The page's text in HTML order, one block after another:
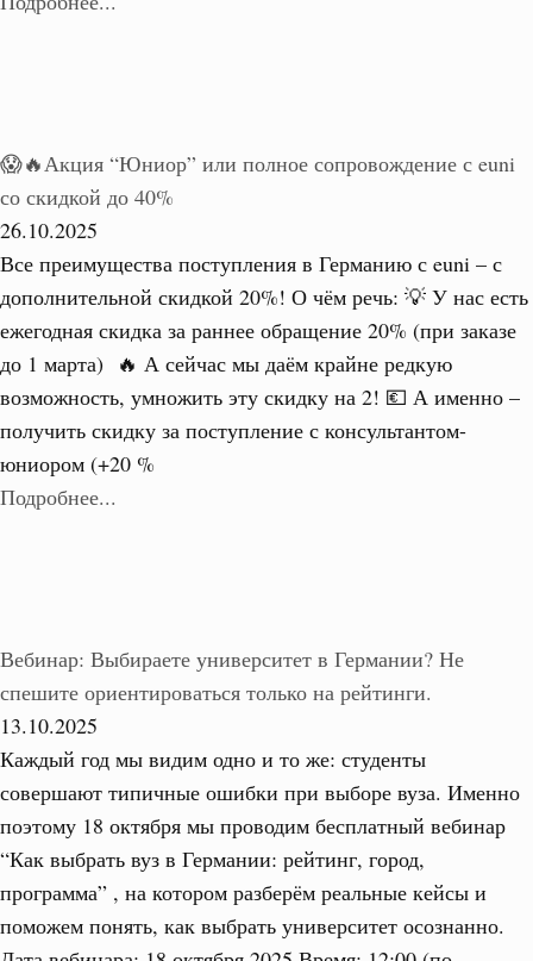
😱🔥Акция “Юниор” или полное сопровождение с euni
со скидкой до 40%
26.10.2025
Все преимущества поступления в Германию с euni – с
дополнительной скидкой 20%! О чём речь: 💡 У нас есть
ежегодная скидка за раннее обращение 20% (при заказе
до 1 марта) 🔥 А сейчас мы даём крайне редкую
возможность, умножить эту скидку на 2! 💶 А именно –
получить скидку за поступление с консультантом-
юниором (+20 %
Подробнее...
Вебинар: Выбираете университет в Германии? Не
спешите ориентироваться только на рейтинги.
13.10.2025
Каждый год мы видим одно и то же: студенты
совершают типичные ошибки при выборе вуза. Именно
поэтому 18 октября мы проводим бесплатный вебинар
“Как выбрать вуз в Германии: рейтинг, город,
программа” , на котором разберём реальные кейсы и
поможем понять, как выбрать университет осознанно.